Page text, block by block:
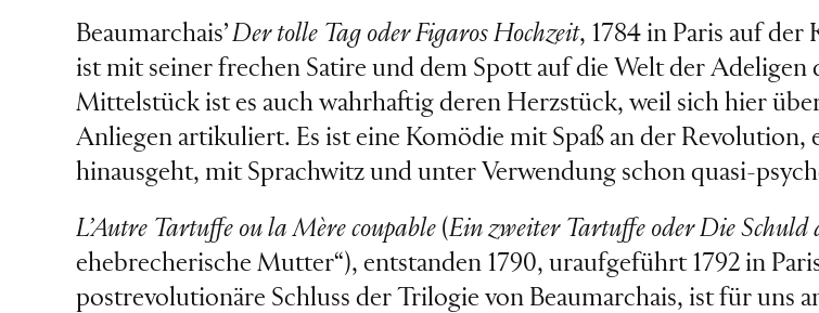
Beaumarchais’Der tolle Tag oder Figaros Hochzeit, 1784 in Paris auf
ist mit seiner frechen Satire und dem Spott auf die Welt der Adeligen
Mittelstück ist es auch wahrhaftig deren Herzstück, weil sich hier
Anliegen artikuliert. Es ist eine Komödie mit Spaß an der
hinausgeht, mit Sprachwitz und unter Verwendung schon quasi-
L’Autre Tartuffe ou la Mère coupable(Ein zweiter Tartuffe oder Die
ehebrecherische Mutter“), entstanden 1790, uraufgeführt 1792 in
postrevolutionäre Schluss der Trilogie von Beaumarchais, ist für uns